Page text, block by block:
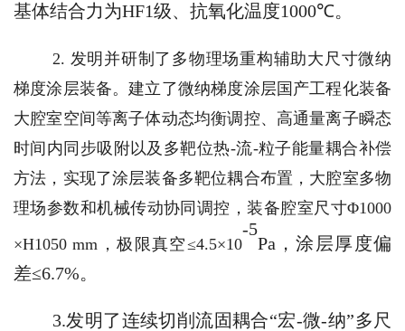
基体结合力为HF1级、抗氧化温度1000℃。
2. 发明并研制了多物理场重构辅助大尺寸微纳
梯度涂层装备。建立了微纳梯度涂层国产工程化装备
大腔室空间等离子体动态均衡调控、高通量离子瞬态
时间内同步吸附以及多靶位热-流-粒子能量耦合补偿
方法，实现了涂层装备多靶位耦合布置，大腔室多物
理场参数和机械传动协同调控，装备腔室尺寸Φ1000
×H1050 mm ，极限真空≤4.5×10
-5
Pa ，涂层厚度偏
差≤6.7%。
3.发明了连续切削流固耦合“宏-微-纳”多尺